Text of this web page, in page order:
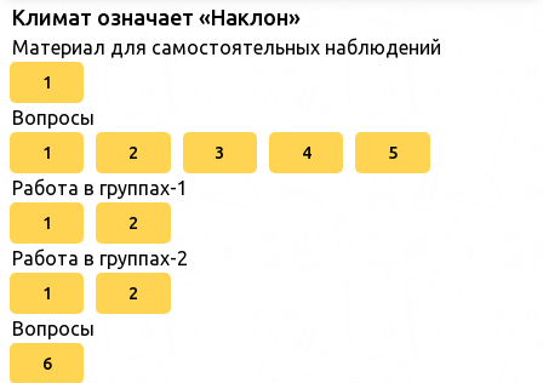
Климат означает «Наклон»
Материал для самостоятельных наблюдений
1
Вопросы
1 2 3 4 5
Работа в группах-1
1 2
Работа в группах-2
1 2
Вопросы
6